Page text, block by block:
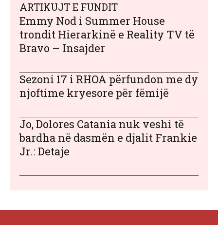
ARTIKUJT E FUNDIT
Emmy Nod i Summer House
trondit Hierarkinë e Reality TV të
Bravo – Insajder
Sezoni 17 i RHOA përfundon me dy
njoftime kryesore për fëmijë
Jo, Dolores Catania nuk veshi të
bardha në dasmën e djalit Frankie
Jr.: Detaje